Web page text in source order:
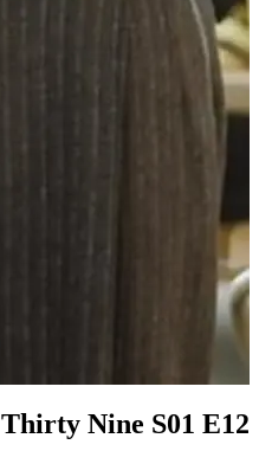
Thirty Nine S01 E12